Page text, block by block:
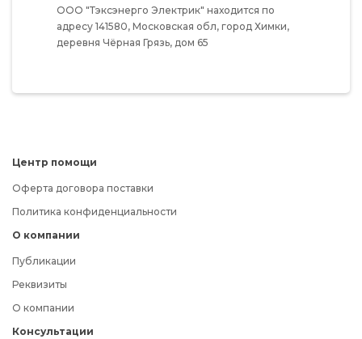
ООО "Тэксэнерго Электрик" находится по
адресу 141580, Московская обл, город Химки,
деревня Чёрная Грязь, дом 65
Центр помощи
Оферта договора поставки
Политика конфиденциальности
О компании
Публикации
Реквизиты
О компании
Консультации